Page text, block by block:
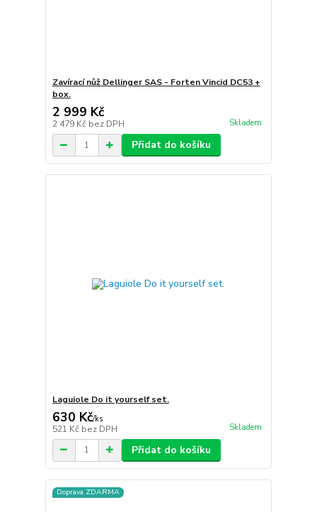
Zavírací nůž Dellinger SAS - Forten Vincid DC53 +
box.
2 999 Kč
2 479 Kč bez DPH Skladem
Přidat do košíku
Laguiole Do it yourself set.
630 Kč/ks
521 Kč bez DPH Skladem
Přidat do košíku
Doprava ZDARMA